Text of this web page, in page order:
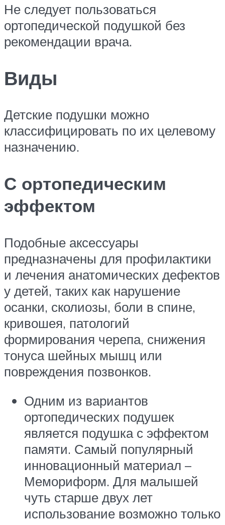
Не следует пользоваться
ортопедической подушкой без
рекомендации врача.
Виды
Детские подушки можно
классифицировать по их целевому
назначению.
С ортопедическим
эффектом
Подобные аксессуары
предназначены для профилактики
и лечения анатомических дефектов
у детей, таких как нарушение
осанки, сколиозы, боли в спине,
кривошея, патологий
формирования черепа, снижения
тонуса шейных мышц или
повреждения позвонков.
Одним из вариантов
ортопедических подушек
является подушка с эффектом
памяти. Самый популярный
инновационный материал –
Мемориформ. Для малышей
чуть старше двух лет
использование возможно только